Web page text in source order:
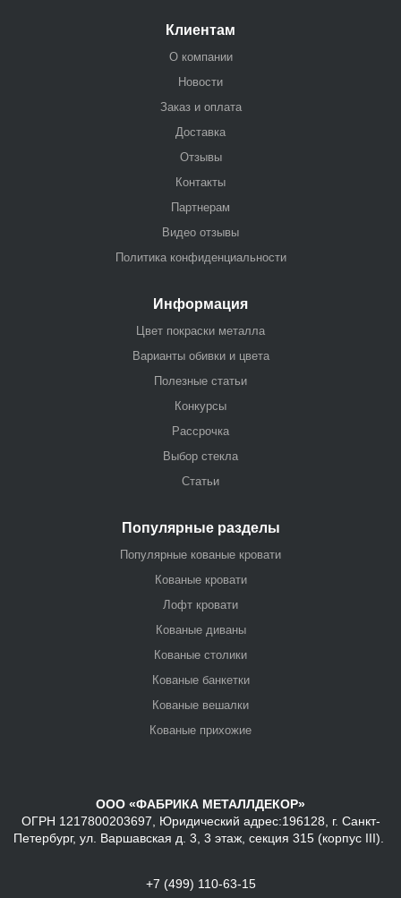
Клиентам
О компании
Новости
Заказ и оплата
Доставка
Отзывы
Контакты
Партнерам
Видео отзывы
Политика конфиденциальности
Информация
Цвет покраски металла
Варианты обивки и цвета
Полезные статьи
Конкурсы
Рассрочка
Выбор стекла
Статьи
Популярные разделы
Популярные кованые кровати
Кованые кровати
Лофт кровати
Кованые диваны
Кованые столики
Кованые банкетки
Кованые вешалки
Кованые прихожие
ООО «ФАБРИКА МЕТАЛЛДЕКОР»
ОГРН 1217800203697, Юридический адрес:196128, г. Санкт-
Петербург, ул. Варшавская д. 3, 3 этаж, секция 315 (корпус III).
+7 (499) 110-63-15